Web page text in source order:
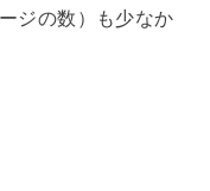
ジの数）も少なか